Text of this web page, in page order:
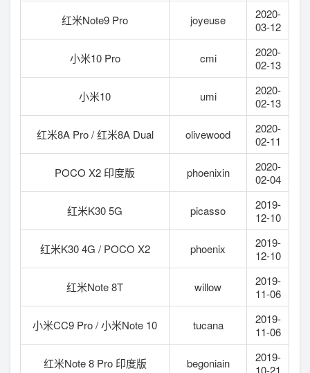
红米Note9 Pro joyeuse
2020-
03-12
小米10 Pro cmi
2020-
02-13
小米10 umi
2020-
02-13
红米8A Pro / 红米8A Dual olivewood
2020-
02-11
POCO X2 印度版 phoenixin
2020-
02-04
红米K30 5G picasso
2019-
12-10
红米K30 4G / POCO X2 phoenix
2019-
12-10
红米Note 8T willow
2019-
11-06
小米CC9 Pro / 小米Note 10 tucana
2019-
11-06
红米Note 8 Pro 印度版 begoniain
2019-
10-21